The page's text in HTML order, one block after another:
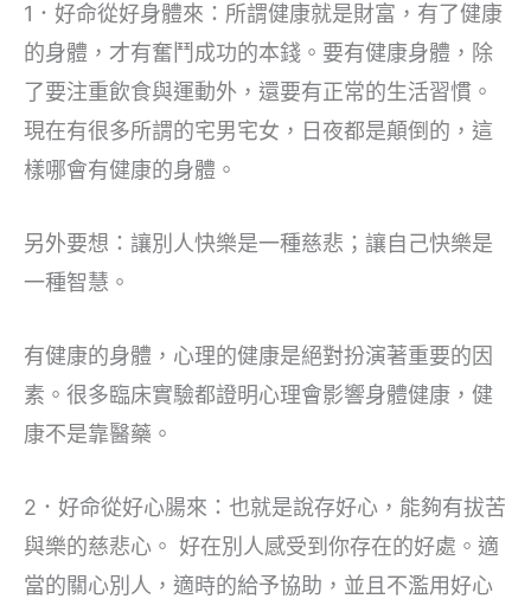
1．好命從好身體來：所謂健康就是財富，有了健康
的身體，才有奮鬥成功的本錢。要有健康身體，除
了要注重飲食與運動外，還要有正常的生活習慣。
現在有很多所謂的宅男宅女，日夜都是顛倒的，這
樣哪會有健康的身體。
另外要想：讓別人快樂是一種慈悲；讓自己快樂是
一種智慧。
有健康的身體，心理的健康是絕對扮演著重要的因
素。很多臨床實驗都證明心理會影響身體健康，健
康不是靠醫藥。
2．好命從好心腸來：也就是說存好心，能夠有拔苦
與樂的慈悲心。 好在別人感受到你存在的好處。適
當的關心別人，適時的給予協助，並且不濫用好心